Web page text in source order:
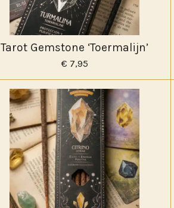
Tarot Gemstone ‘Toermalijn’
€ 7,95